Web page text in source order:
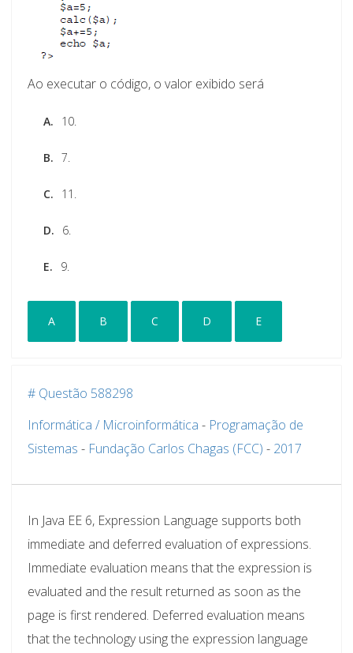
Ao executar o código, o valor exibido será
A. 10.
B. 7.
C. 11.
D. 6.
E. 9.
A B C D E
# Questão 588298
Informática / Microinformática - Programação de
Sistemas - Fundação Carlos Chagas (FCC) - 2017
In Java EE 6, Expression Language supports both
immediate and deferred evaluation of expressions.
Immediate evaluation means that the expression is
evaluated and the result returned as soon as the
page is first rendered. Deferred evaluation means
that the technology using the expression language